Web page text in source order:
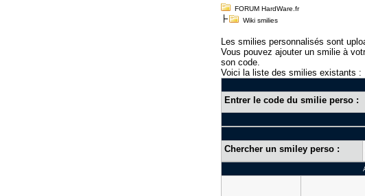
FORUM HardWare.fr
Wiki smilies
Les smilies personnalisés sont
Vous pouvez ajouter un smilie à
son code.
Voici la liste des smilies existants :
Entrer le code du smilie perso :
Chercher un smiley perso :